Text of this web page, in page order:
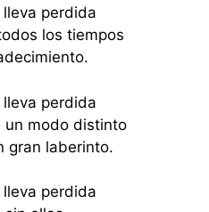
perdida
los tiempos
perdida
un modo distinto
gran laberinto.
perdida